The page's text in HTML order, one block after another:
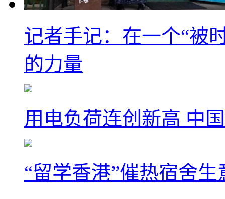
记者手记：在一个“被
的力量
用电负荷连创新高 中
“留学香港”催热宿舍